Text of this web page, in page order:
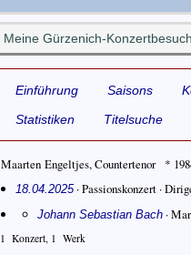
Meine Gürzenich-
Einführung Saisons
Statistiken
Titelsuche
Maarten Engeltjes,Countertenor *
18.04.2025· Passionskonzert ·
Johann Sebastian Bach·
1 Konzert, 1 Werk